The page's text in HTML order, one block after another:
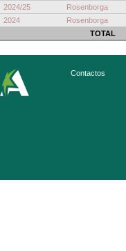
2024/25
Rosenborga
2024
Rosenborga
TOTAL
Contactos